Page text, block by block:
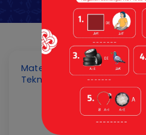
Matematika untuk SMK/MAK
Teknologi